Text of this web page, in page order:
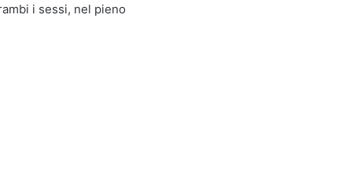
i sessi, nel pieno